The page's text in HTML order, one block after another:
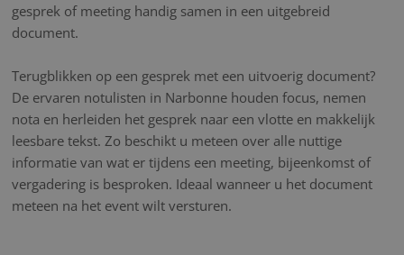
gesprek of meeting handig samen in een uitgebreid
document.
Terugblikken op een gesprek met een uitvoerig document?
De ervaren notulisten in Narbonne houden focus, nemen
nota en herleiden het gesprek naar een vlotte en makkelijk
leesbare tekst. Zo beschikt u meteen over alle nuttige
informatie van wat er tijdens een meeting, bijeenkomst of
vergadering is besproken. Ideaal wanneer u het document
meteen na het event wilt versturen.